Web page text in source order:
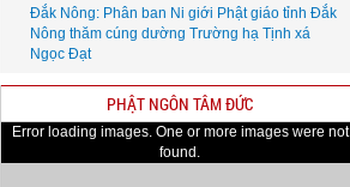
Đắk Nông: Phân ban Ni giới Phật giáo tỉnh Đắk
Nông thăm cúng dường Trường hạ Tịnh xá
Ngọc Đạt
PHẬT NGÔN TÂM ĐỨC
Error loading images. One or more images were not
found.